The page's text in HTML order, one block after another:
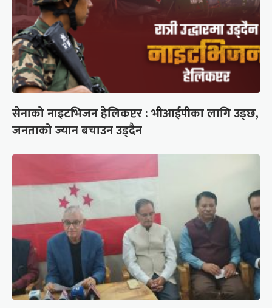
सेनाको नाइटभिजन हेलिकप्टर : भीआईपीका लागि उड्छ,
जनताको ज्यान बचाउन उड्दैन